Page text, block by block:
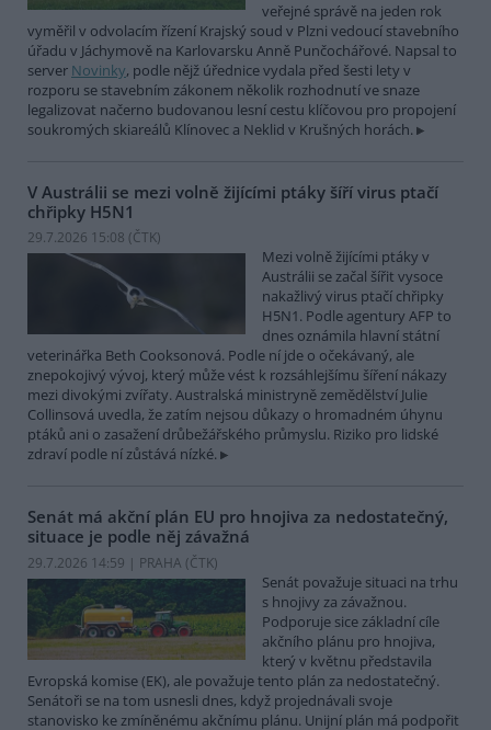
veřejné správě na jeden rok
vyměřil v odvolacím řízení Krajský soud v Plzni vedoucí stavebního
úřadu v Jáchymově na Karlovarsku Anně Punčochářové. Napsal to
server Novinky, podle nějž úřednice vydala před šesti lety v
rozporu se stavebním zákonem několik rozhodnutí ve snaze
legalizovat načerno budovanou lesní cestu klíčovou pro propojení
soukromých skiareálů Klínovec a Neklid v Krušných horách.
V Austrálii se mezi volně žijícími ptáky šíří virus ptačí
chřipky H5N1
29.7.2026 15:08 (ČTK)
Mezi volně žijícími ptáky v
Austrálii se začal šířit vysoce
nakažlivý virus ptačí chřipky
H5N1. Podle agentury AFP to
dnes oznámila hlavní státní
veterinářka Beth Cooksonová. Podle ní jde o očekávaný, ale
znepokojivý vývoj, který může vést k rozsáhlejšímu šíření nákazy
mezi divokými zvířaty. Australská ministryně zemědělství Julie
Collinsová uvedla, že zatím nejsou důkazy o hromadném úhynu
ptáků ani o zasažení drůbežářského průmyslu. Riziko pro lidské
zdraví podle ní zůstává nízké.
Senát má akční plán EU pro hnojiva za nedostatečný,
situace je podle něj závažná
29.7.2026 14:59 | PRAHA (ČTK)
Senát považuje situaci na trhu
s hnojivy za závažnou.
Podporuje sice základní cíle
akčního plánu pro hnojiva,
který v květnu představila
Evropská komise (EK), ale považuje tento plán za nedostatečný.
Senátoři se na tom usnesli dnes, když projednávali svoje
stanovisko ke zmíněnému akčnímu plánu. Unijní plán má podpořit